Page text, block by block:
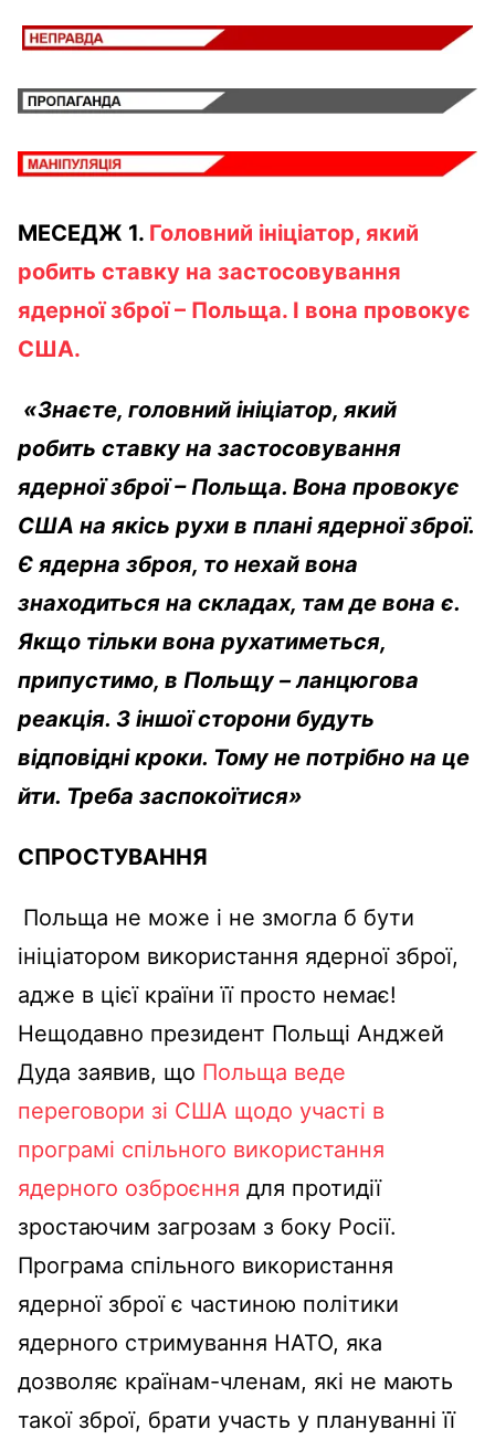
МЕСЕДЖ 1. Головний ініціатор, який
робить ставку на застосовування
ядерної зброї – Польща. І вона провокує
США.
«Знаєте, головний ініціатор, який
робить ставку на застосовування
ядерної зброї – Польща. Вона провокує
США на якісь рухи в плані ядерної зброї.
Є ядерна зброя, то нехай вона
знаходиться на складах, там де вона є.
Якщо тільки вона рухатиметься,
припустимо, в Польщу – ланцюгова
реакція. З іншої сторони будуть
відповідні кроки. Тому не потрібно на це
йти. Треба заспокоїтися»
СПРОСТУВАННЯ
Польща не може і не змогла б бути
ініціатором використання ядерної зброї,
адже в цієї країни її просто немає!
Нещодавно президент Польщі Анджей
Дуда заявив, що Польща веде
переговори зі США щодо участі в
програмі спільного використання
ядерного озброєння для протидії
зростаючим загрозам з боку Росії.
Програма спільного використання
ядерної зброї є частиною політики
ядерного стримування НАТО, яка
дозволяє країнам-членам, які не мають
такої зброї, брати участь у плануванні її